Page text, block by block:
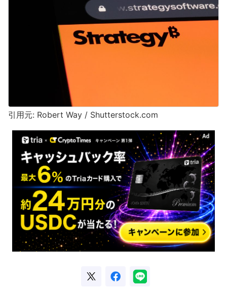
引用元: Robert Way / Shutterstock.com